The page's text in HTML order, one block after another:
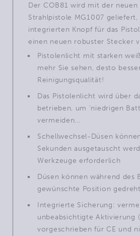
Der COB81 wird mit der
Strahlpistole MG1007
integrierten Knopf für das
einen neuen robuster Stecker
Pistolenlicht mit starken
mehr Sie sehen, desto
Reinigungsqualität!
Das Pistolenlicht wird über
betrieben, um 'niedrigen
vermeiden...
Schellwechsel-Düsen
Sekunden ausgetauscht
Werkzeuge erforderlich
Düsen können während des
gewünschte Position
Integrierte Sicherung:
unbeabsichtigte Aktivierung
vorgeschrieben für CE und